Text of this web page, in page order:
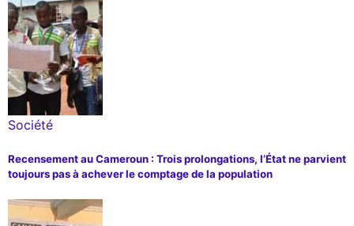
Société
Recensement au Cameroun : Trois prolongations, l’État ne parvient
toujours pas à achever le comptage de la population